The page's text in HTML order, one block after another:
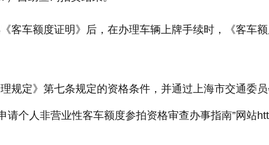
《客车额度证明》后，在办理车辆上牌手续时，《客车
定》第七条规定的资格条件，并通过上海市交通委
请个人非营业性客车额度参拍资格审查办事指南”网站